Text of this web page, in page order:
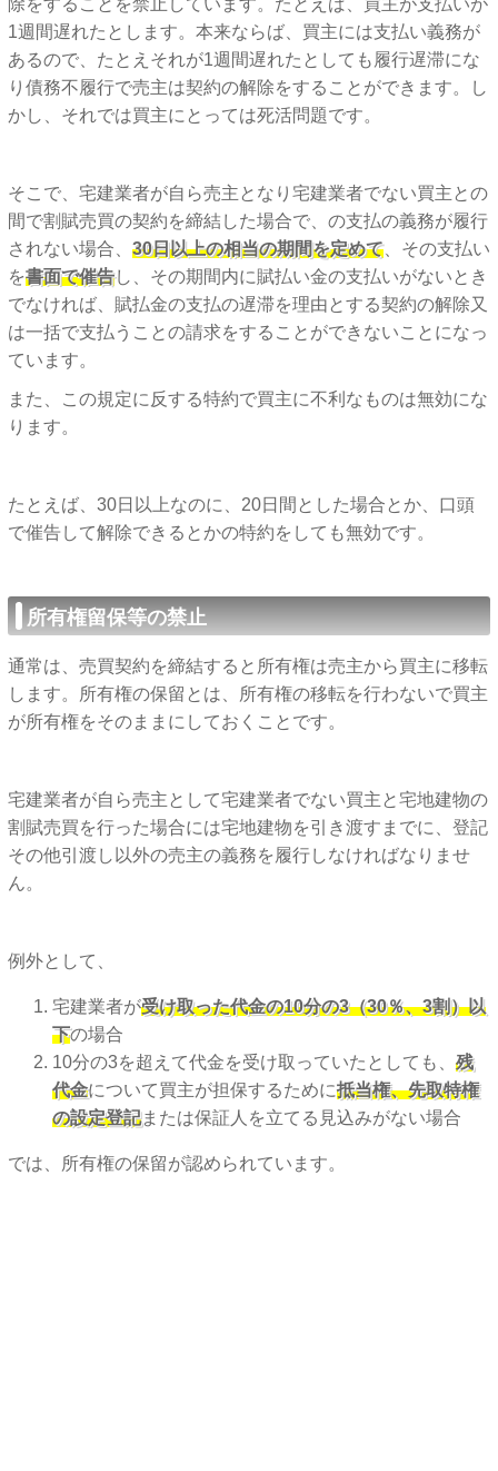
除をすることを禁止しています。たとえば、買主が支払いが
1週間遅れたとします。本来ならば、買主には支払い義務が
あるので、たとえそれが1週間遅れたとしても履行遅滞にな
り債務不履行で売主は契約の解除をすることができます。し
かし、それでは買主にとっては死活問題です。
そこで、宅建業者が自ら売主となり宅建業者でない買主との
間で割賦売買の契約を締結した場合で、の支払の義務が履行
されない場合、 30日以上の相当の期間を定めて、その支払い
を書面で催告し、その期間内に賦払い金の支払いがないとき
でなければ、賦払金の支払の遅滞を理由とする契約の解除又
は一括で支払うことの請求をすることができないことになっ
ています。
また、この規定に反する特約で買主に不利なものは無効にな
ります。
たとえば、30日以上なのに、20日間とした場合とか、口頭
で催告して解除できるとかの特約をしても無効です。
所有権留保等の禁止
通常は、売買契約を締結すると所有権は売主から買主に移転
します。所有権の保留とは、所有権の移転を行わないで買主
が所有権をそのままにしておくことです。
宅建業者が自ら売主として宅建業者でない買主と宅地建物の
割賦売買を行った場合には宅地建物を引き渡すまでに、登記
その他引渡し以外の売主の義務を履行しなければなりませ
ん。
例外として、
宅建業者が受け取った代金の10分の3（30％、3割）以
下の場合
10分の3を超えて代金を受け取っていたとしても、 残
代金について買主が担保するために抵当権、先取特権
の設定登記または保証人を立てる見込みがない場合
では、所有権の保留が認められています。